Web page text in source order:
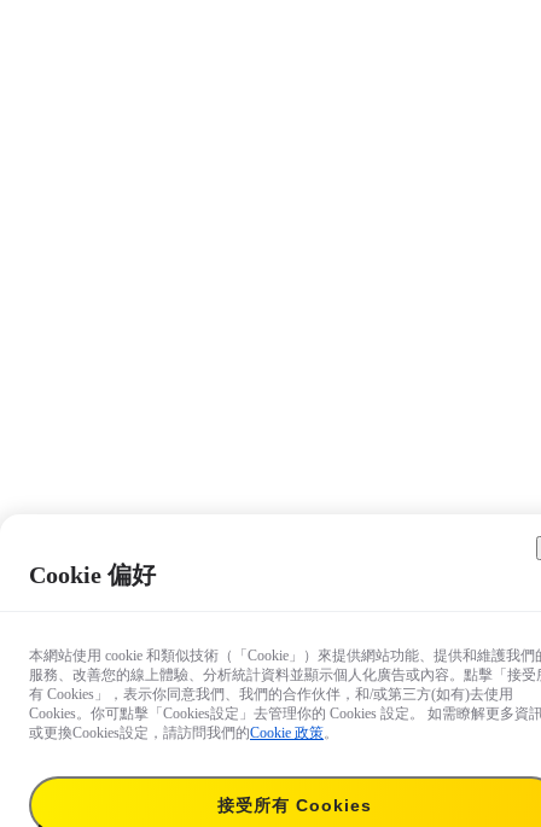
HK$329 HK$469 交付給： 中
8月 12 日前發貨，預計 8月 14–16 日送達。
Cookie 偏好
本網站使用 cookie 和類似技術（「Cookie」）來提供網站功能、提供和維護我們
服務、改善您的線上體驗、分析統計資料並顯示個人化廣告或內容。點擊「接受
有 Cookies」，表示你同意我們、我們的合作伙伴，和/或第三方(如有)去使用
Cookies。你可點擊「Cookies設定」去管理你的 Cookies 設定。 如需瞭解更多資
或更換Cookies設定，請訪問我們的Cookie 政策。
接受所有 Cookies